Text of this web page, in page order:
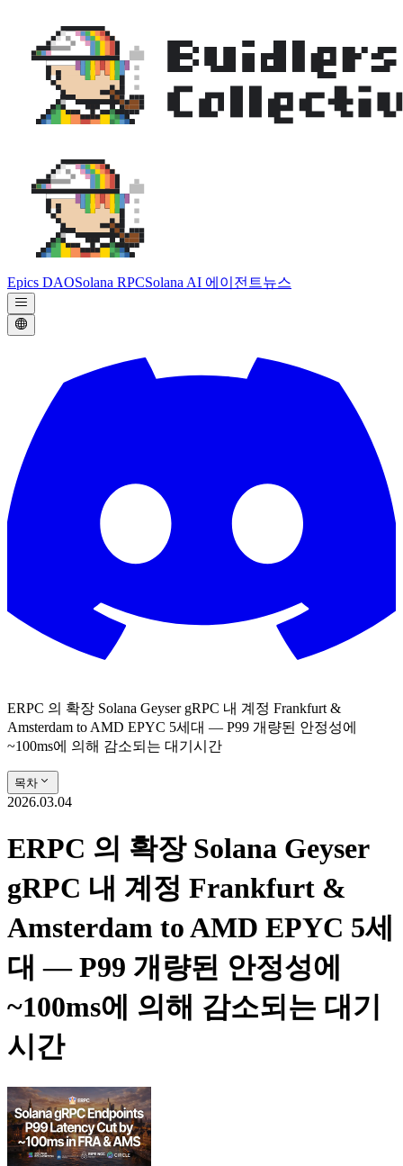
Epics DAOSolana RPCSolana AI 에이전트뉴스
ERPC 의 확장 Solana Geyser gRPC 내 계정 Frankfurt &
Amsterdam to AMD EPYC 5세대 — P99 개량된 안정성에
~100ms에 의해 감소되는 대기시간
목차
2026.03.04
ERPC 의 확장 Solana Geyser
gRPC 내 계정 Frankfurt &
Amsterdam to AMD EPYC 5세
대 — P99 개량된 안정성에
~100ms에 의해 감소되는 대기
시간